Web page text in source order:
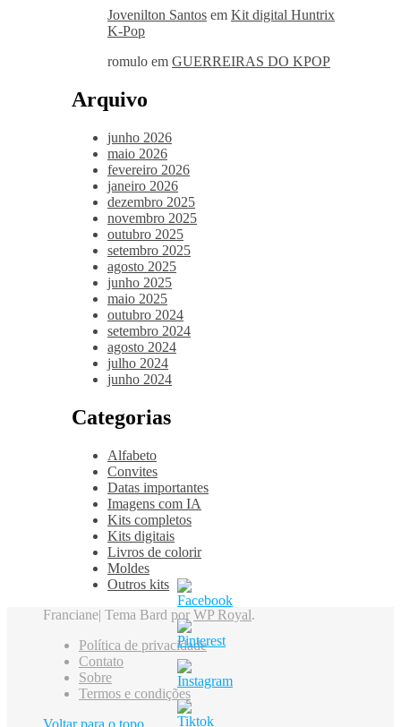
Jovenilton Santos em Kit digital Huntrix
K-Pop
romulo em GUERREIRAS DO KPOP
Arquivo
junho 2026
maio 2026
fevereiro 2026
janeiro 2026
dezembro 2025
novembro 2025
outubro 2025
setembro 2025
agosto 2025
junho 2025
maio 2025
outubro 2024
setembro 2024
agosto 2024
julho 2024
junho 2024
Categorias
Alfabeto
Convites
Datas importantes
Imagens com IA
Kits completos
Kits digitais
Livros de colorir
Moldes
Outros kits
Franciane| Tema Bard por WP Royal.
Política de privacidade
Contato
Sobre
Termos e condições
Voltar para o topo